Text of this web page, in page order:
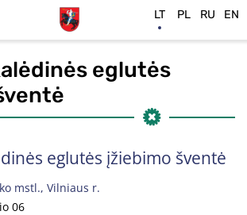
eglutės
eglutės įžiebimo šventė
mstl., Vilniaus r.
06
LT PL RU EN